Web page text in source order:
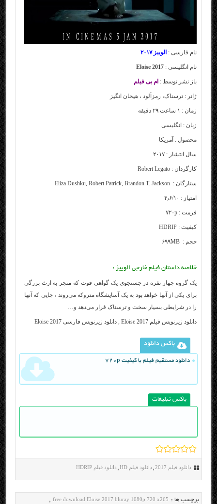
نام فارسی : الوییز ۲۰۱۷
نام انگلیسی :Eloise 2017
باز نشر توسط : ام بی فیلم
ژانر : ترسناک، رمزآلود ، هیجان انگیز
زمان : ۱ ساعت ۲۹ دقیقه
زبان : انگلیسی
محصول : آمریکا
سال انتشار : ۲۰۱۷
کارگردان : Robert Legato
ستارگان : Eliza Dushku, Robert Patrick, Brandon T. Jackson
امتیاز : ۴٫۶/۱۰
فرمت : ۷۲۰p
کیفیت : HDRIP
حجم : ۶۹۹MB
خلاصه داستان فیلم خارجی الوییز :
یک گروه چهار نفره در جستجوی یک گواهی فوت که منجر به ارث بزرگی
برای یکی از آنها خواهد بود به یک آسایشگاه متروکه می‌روند ، جایی که آنها
را در شرایطی بسیار سخت و ترسناک قرار می‌دهد و…
دانلود زیرنویس فیلم Eloise 2017 , دانلود زیرنویس فارسی Eloise 2017
باکس دانلود
دانلود مستقیم فیلم با کیفیت 720p
باکس تبلیغات
دانلود فیلم 2017 , دانلود فیلم HD , دانلود فیلم HDRIP
برچسب ها : free download Eloise 2017 bluray 1080p 720 x265
,